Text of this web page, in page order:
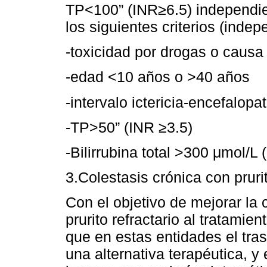
TP<100” (INR≥6.5)
los siguientes criterios
-toxicidad por drogas o
-edad <10 años o >40 años
-intervalo ictericia-
-TP>50” (INR ≥3.5)
-Bilirrubina total >300 μmol/L
3.Colestasis crónica con
Con el objetivo de mejorar la
prurito refractario al
que en estas entidades el
una alternativa terapéutica,